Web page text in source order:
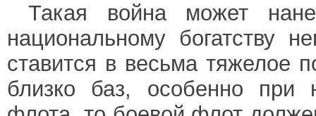
Такая война может
национальному богатству
ставится в весьма тяжелое
близко баз, особенно при